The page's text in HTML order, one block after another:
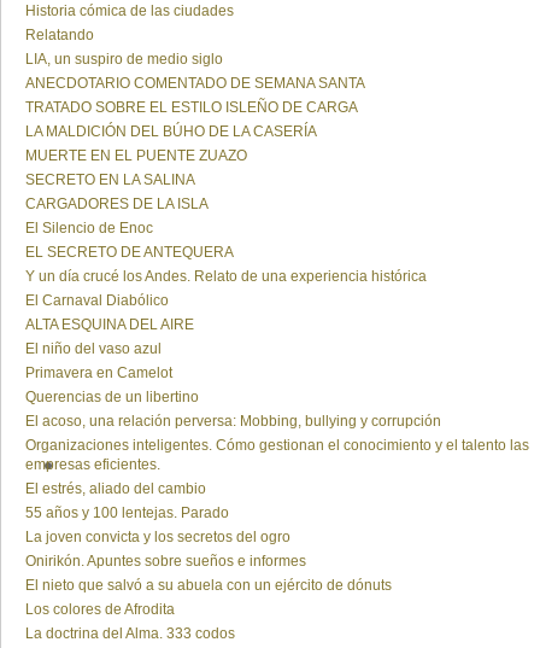
Historia cómica de las ciudades
Relatando
LIA, un suspiro de medio siglo
ANECDOTARIO COMENTADO DE SEMANA SANTA
TRATADO SOBRE EL ESTILO ISLEÑO DE CARGA
LA MALDICIÓN DEL BÚHO DE LA CASERÍA
MUERTE EN EL PUENTE ZUAZO
SECRETO EN LA SALINA
CARGADORES DE LA ISLA
El Silencio de Enoc
EL SECRETO DE ANTEQUERA
Y un día crucé los Andes. Relato de una experiencia histórica
El Carnaval Diabólico
ALTA ESQUINA DEL AIRE
El niño del vaso azul
Primavera en Camelot
Querencias de un libertino
El acoso, una relación perversa: Mobbing, bullying y corrupción
Organizaciones inteligentes. Cómo gestionan el conocimiento y el talento las
empresas eficientes.
El estrés, aliado del cambio
55 años y 100 lentejas. Parado
La joven convicta y los secretos del ogro
Onirikón. Apuntes sobre sueños e informes
El nieto que salvó a su abuela con un ejército de dónuts
Los colores de Afrodita
La doctrina del Alma. 333 codos